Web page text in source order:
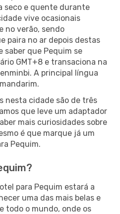
seco e quente durante
vive ocasionais
no verão, sendo
paira no ar depois destas
saber que Pequim se
GMT+8 e transaciona na
A principal língua
nesta cidade são de três
que leve um adaptador
mais curiosidades sobre
é que marque já um
Pequim.
para Pequim estará a
uma das mais belas e
todo o mundo, onde os